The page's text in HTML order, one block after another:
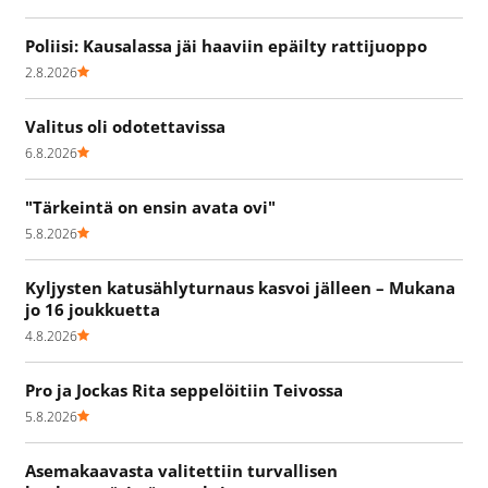
Poliisi: Kausalassa jäi haaviin epäilty rattijuoppo
2.8.2026
Valitus oli odotettavissa
6.8.2026
"Tärkeintä on ensin avata ovi"
5.8.2026
Kyljysten katusählyturnaus kasvoi jälleen – Mukana
jo 16 joukkuetta
4.8.2026
Pro ja Jockas Rita seppelöitiin Teivossa
5.8.2026
Asemakaavasta valitettiin turvallisen